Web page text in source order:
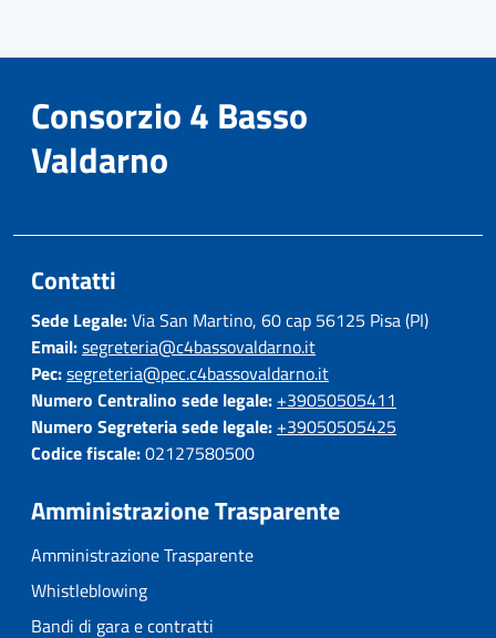
Consorzio 4 Basso
Valdarno
Contatti
Sede Legale:Via San Martino, 60 cap 56125 Pisa (PI)
Email:segreteria@c4bassovaldarno.it
Pec:segreteria@pec.c4bassovaldarno.it
Numero Centralino sede legale: +39050505411
Numero Segreteria sede legale: +39050505425
Codice fiscale:02127580500
Amministrazione Trasparente
Amministrazione Trasparente
Whistleblowing
Bandi di gara e contratti